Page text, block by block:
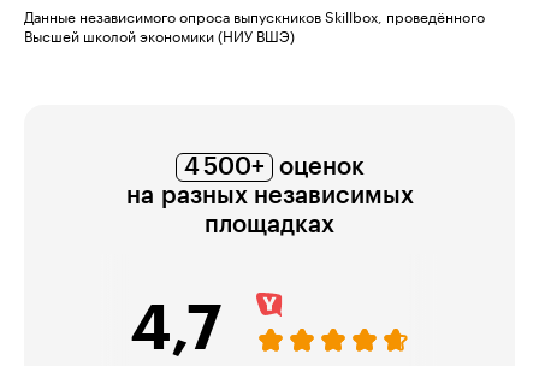
Данные независимого опроса выпускников Skillbox, проведённого
Высшей школой экономики (НИУ ВШЭ)
4 500+ оценок
на разных независимых
площадках
4,7